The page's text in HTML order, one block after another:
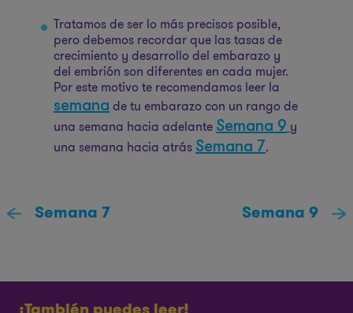
Tratamos de ser lo más precisos posible,
pero debemos recordar que las tasas de
crecimiento y desarrollo del embarazo y
del embrión son diferentes en cada mujer.
Por este motivo te recomendamos leer la
semana de tu embarazo con un rango de
una semana hacia adelante Semana 9 y
una semana hacia atrás Semana 7.
Semana 7 Semana 9